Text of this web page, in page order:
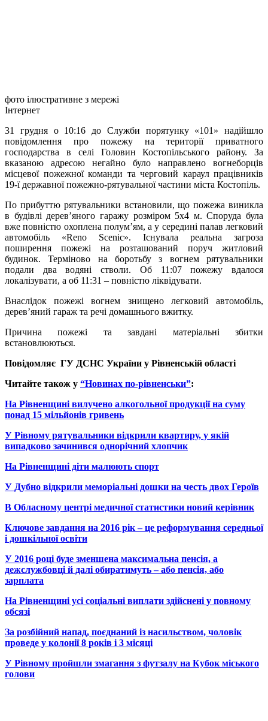
фото ілюстративне з мережі
Інтернет
31 грудня о 10:16 до Служби порятунку «101» надійшло
повідомлення про пожежу на території приватного
господарства в селі Головин Костопільського району. За
вказаною адресою негайно було направлено вогнеборців
місцевої пожежної команди та черговий караул працівників
19-ї державної пожежно-рятувальної частини міста Костопіль.
По прибуттю рятувальники встановили, що пожежа виникла
в будівлі дерев’яного гаражу розміром 5х4 м. Споруда була
вже повністю охоплена полум’ям, а у середині палав легковий
автомобіль «Reno Scenic». Існувала реальна загроза
поширення пожежі на розташований поруч житловий
будинок. Терміново на боротьбу з вогнем рятувальники
подали два водяні стволи. Об 11:07 пожежу вдалося
локалізувати, а об 11:31 – повністю ліквідувати.
Внаслідок пожежі вогнем знищено легковий автомобіль,
дерев’яний гараж та речі домашнього вжитку.
Причина пожежі та завдані матеріальні збитки
встановлюються.
Повідомляє ГУ ДСНС України у Рівненській області
Читайте також у “Новинах по-рівненськи”:
На Рівненщині вилучено алкогольної продукції на суму
понад 15 мільйонів гривень
У Рівному рятувальники відкрили квартиру, у якій
випадково зачинився однорічний хлопчик
На Рівненщині діти малюють спорт
У Дубно відкрили меморіальні дошки на честь двох Героїв
В Обласному центрі медичної статистики новий керівник
Ключове завдання на 2016 рік – це реформування середньої
і дошкільної освіти
У 2016 році буде зменшена максимальна пенсія, а
дежслужбовці й далі обиратимуть – або пенсія, або
зарплата
На Рівненщині усі соціальні виплати здійснені у повному
обсязі
За розбійний напад, поєднаний із насильством, чоловік
проведе у колонії 8 років і 3 місяці
У Рівному пройшли змагання з футзалу на Кубок міського
голови